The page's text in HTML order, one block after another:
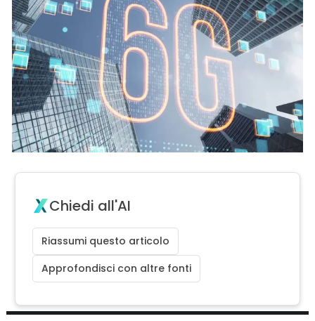
Chiedi all'AI
Riassumi questo articolo
Approfondisci con altre fonti